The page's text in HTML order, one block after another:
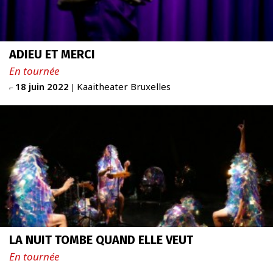
ADIEU ET MERCI
En tournée
⌐ 18 juin 2022 | Kaaitheater Bruxelles
LA NUIT TOMBE QUAND ELLE VEUT
En tournée